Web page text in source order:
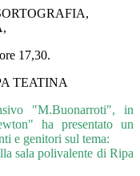
17,30.
TEATINA
"M.Buonarroti", in
ha presentato un
e genitori sul tema:
sala polivalente di Ripa